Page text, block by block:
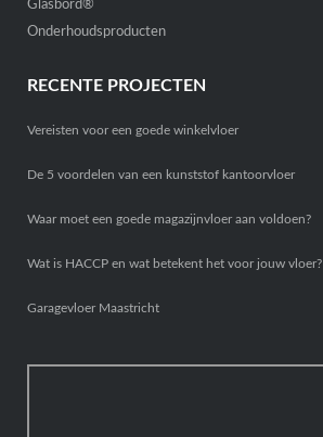
Glasbord®
Onderhoudsproducten
RECENTE PROJECTEN
Vereisten voor een goede winkelvloer
De 5 voordelen van een kunststof kantoorvloer
Waar moet een goede magazijnvloer aan voldoen?
Wat is HACCP en wat betekent het voor jouw vloer?
Garagevloer Maastricht